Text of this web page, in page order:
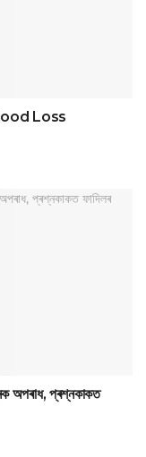
Loss
প্ৰশ্নকাকত